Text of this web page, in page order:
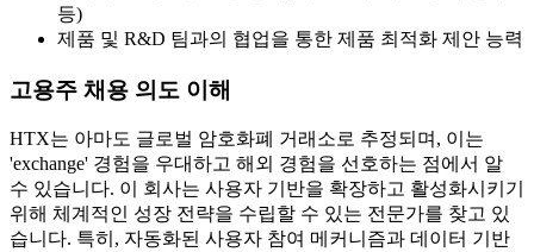
등)
제품 및 R&D 팀과의 협업을 통한 제품 최적화 제안 능력
고용주 채용 의도 이해
HTX는 아마도 글로벌 암호화폐 거래소로 추정되며, 이는
'exchange' 경험을 우대하고 해외 경험을 선호하는 점에서 알
수 있습니다. 이 회사는 사용자 기반을 확장하고 활성화시키기
위해 체계적인 성장 전략을 수립할 수 있는 전문가를 찾고 있
습니다. 특히, 자동화된 사용자 참여 메커니즘과 데이터 기반